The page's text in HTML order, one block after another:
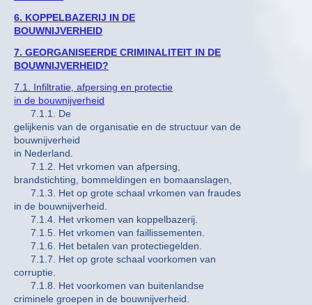
6. KOPPELBAZERIJ IN DE
BOUWNIJVERHEID
7. GEORGANISEERDE CRIMINALITEIT IN DE
BOUWNIJVERHEID?
7.1. Infiltratie, afpersing en protectie
in de bouwnijverheid
7.1.1. De
gelijkenis van de organisatie en de structuur van de
bouwnijverheid
in Nederland.
7.1.2. Het vrkomen van afpersing,
brandstichting, bommeldingen en bomaanslagen,
7.1.3. Het op grote schaal vrkomen van fraudes
in de bouwnijverheid.
7.1.4. Het vrkomen van koppelbazerij.
7.1.5. Het vrkomen van faillissementen.
7.1.6. Het betalen van protectiegelden.
7.1.7. Het op grote schaal voorkomen van
corruptie.
7.1.8. Het voorkomen van buitenlandse
criminele groepen in de bouwnijverheid.